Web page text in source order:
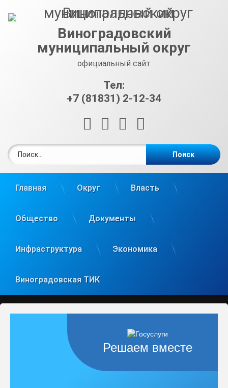
Виноградовский
муниципальный округ
официальный сайт
Тел:
+7 (81831) 2-12-34
RSS E-mailВКонтакте
Главная Округ Власть
Общество Документы
Инфраструктура Экономика
Виноградовская ТИК
Решаем вместе